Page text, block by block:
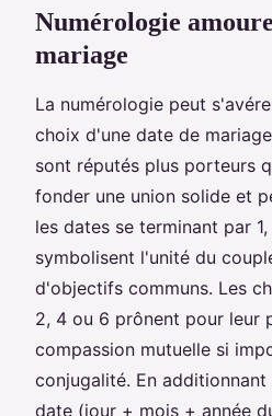
Numérologie
mariage
La numérologie peut
choix d'une date de
sont réputés plus porteurs
fonder une union solide et
les dates se terminant par 1,
symbolisent l'unité du
d'objectifs communs. Les
2, 4 ou 6 prônent pour leur
compassion mutuelle si
conjugalité. En additionnant
date (jour + mois + année